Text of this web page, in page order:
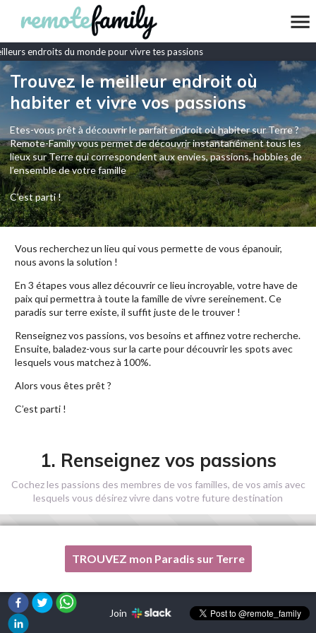
endroits du monde pour vivre tes passions
Trouvez le meilleur endroit où
habiter et vivre vos passions
Etes-vous prêt à découvrir le parfait endroit où habiter sur Terre ?
Remote-Family vous permet de découvrir instantanément tous les
lieux sur Terre qui correspondent aux envies, passions, hobbies de
l’ensemble de votre famille
C'est parti !
Vous recherchez un lieu qui vous permette de vous épanouir,
nous avons la solution !
En 3 étapes vous allez découvrir ce lieu incroyable, votre have de
paix qui permettra à toute la famille de vivre sereinement. Ce
paradis sur terre existe, il suffit juste de le trouver !
Renseignez vos passions, vos besoins et affinez votre recherche.
Ensuite, baladez-vous sur la carte pour découvrir les spots avec
lesquels vous matchez à 100%.
Alors vous êtes prêt ?
C’est parti !
1. Renseignez vos passions
Cochez les passions des membres de vos familles, de vos amis avec
lesquels vous désirez vivre dans votre future destination
Une de mes passions n'est pas listée ici, s'il vous plaît, aidez-
TROUVEZ mon Paradis sur Terre
Join